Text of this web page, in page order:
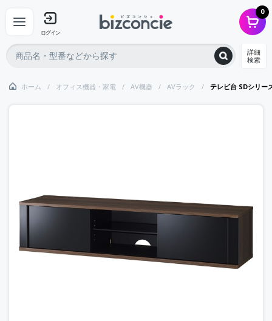
ログイン
0
詳細
検索
ホーム オフィス機器・家電 AV機器 AVラック テレビ台 SDシリー